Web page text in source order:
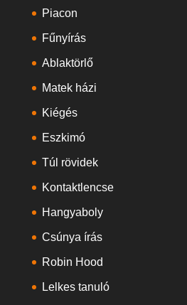
Piacon
Fűnyírás
Ablaktörlő
Matek házi
Kiégés
Eszkimó
Túl rövidek
Kontaktlencse
Hangyaboly
Csúnya írás
Robin Hood
Lelkes tanuló